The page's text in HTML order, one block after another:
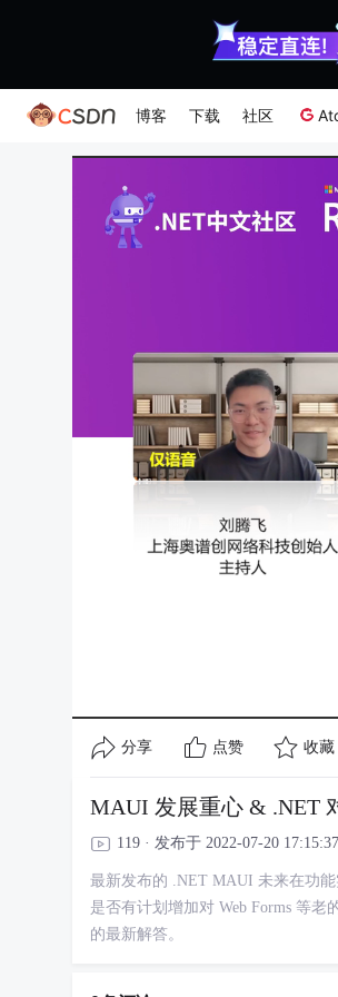
博客 下载 社区
分享 点赞 收藏
MAUI 发展重心 & .NET
119 · 发布于 2022-07-20 17:15:37
最新发布的 .NET MAUI 未来在功
是否有计划增加对 Web Forms 等老
的最新解答。